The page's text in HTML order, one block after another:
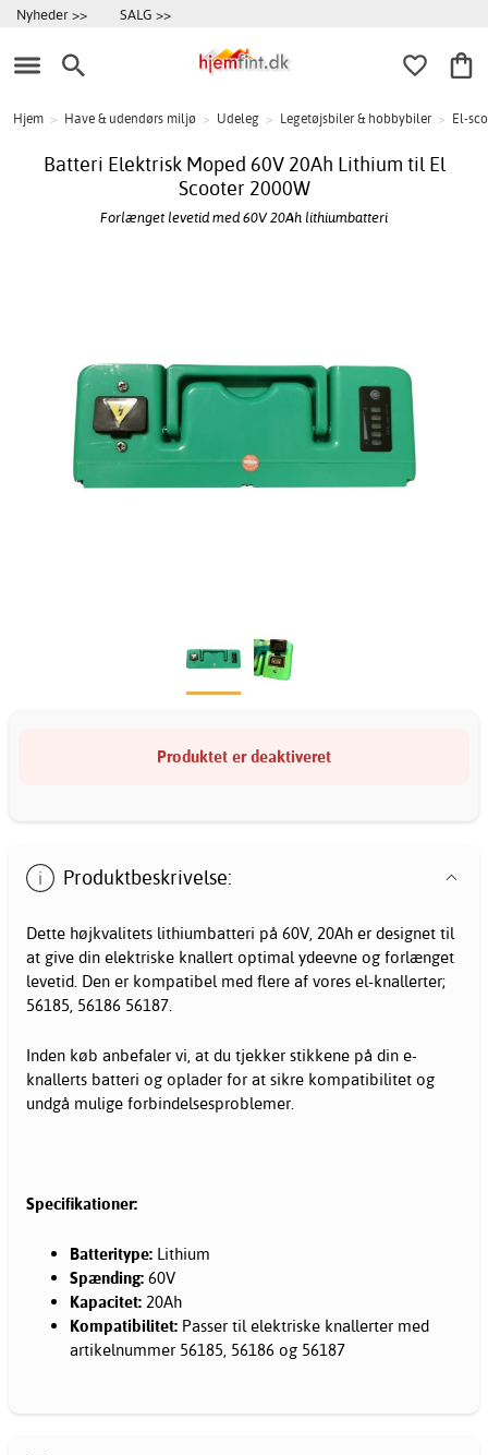
Nyheder >> SALG >>
Hjem > Have & udendørs miljø > Udeleg > Legetøjsbiler & hobbybiler > El-
Batteri Elektrisk Moped 60V 20Ah Lithium til El
Scooter 2000W
Forlænget levetid med 60V 20Ah lithiumbatteri
Produktet er deaktiveret
Produktbeskrivelse:
Dette højkvalitets lithiumbatteri på 60V, 20Ah er designet til
at give din elektriske knallert optimal ydeevne og forlænget
levetid. Den er kompatibel med flere af vores el-knallerter;
56185, 56186 56187.
Inden køb anbefaler vi, at du tjekker stikkene på din e-
knallerts batteri og oplader for at sikre kompatibilitet og
undgå mulige forbindelsesproblemer.
Specifikationer:
Batteritype: Lithium
Spænding: 60V
Kapacitet: 20Ah
Kompatibilitet: Passer til elektriske knallerter med
artikelnummer 56185, 56186 og 56187